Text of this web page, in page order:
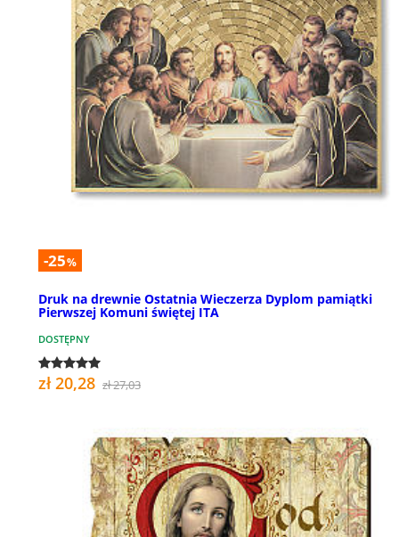
-25%
Druk na drewnie Ostatnia Wieczerza Dyplom pamiątki
Pierwszej Komuni świętej ITA
DOSTĘPNY
zł 20,28 zł 27,03